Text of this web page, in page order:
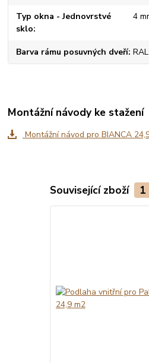
Typ okna - Jednovrstvé
sklo
4
Barva rámu posuvných dveří
Montážní návody ke stažení
Montážní návod pro BIANCA
Související zboží 1